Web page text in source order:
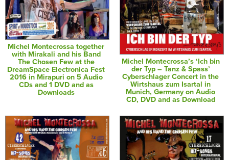
Michel Montecrossa together
with Mirakali and his Band
The Chosen Few at the
DreamSpace Electronica Fest
2016 in Mirapuri on 5 Audio
CDs and 1 DVD and as
Downloads
Michel Montecrossa’s ‘Ich bin
der Typ – Tanz & Spass’
Cyberschlager Concert in the
Wirtshaus zum Isartal in
Munich, Germany on Audio
CD, DVD and as Download